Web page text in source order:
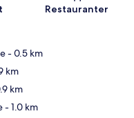
Restauranter
- 0.5 km
km
km
- 1.0 km